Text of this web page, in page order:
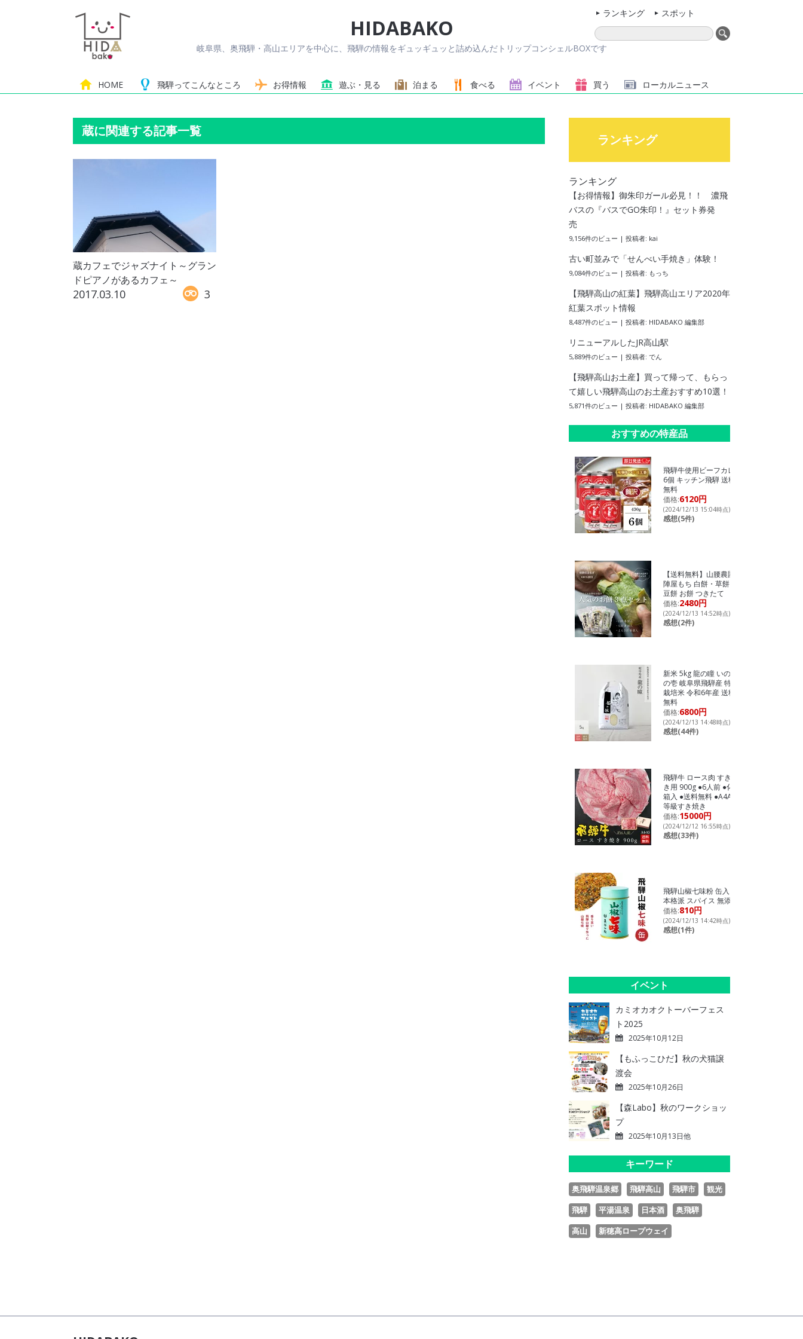
HIDABAKO
岐阜県、奥飛騨・高山エリアを中心に、飛騨の情報をギュッギュッと詰め込んだトリップコンシェルBOXです
HOME 飛騨ってこんなところ お得情報 遊ぶ・見る 泊まる 食べる イベント 買う ローカルニュース
ランキング スポット
蔵に関連する記事一覧
蔵カフェでジャズナイト～グラン
ドピアノがあるカフェ～
2017.03.10 3
ランキング
ランキング
【お得情報】御朱印ガール必見！！ 濃飛
バスの『バスでGO朱印！』セット券発
売
9,156件のビュー | 投稿者: kai
古い町並みで「せんべい手焼き」体験！
9,084件のビュー | 投稿者: もっち
【飛騨高山の紅葉】飛騨高山エリア2020年
紅葉スポット情報
8,487件のビュー | 投稿者: HIDABAKO 編集部
リニューアルしたJR高山駅
5,889件のビュー | 投稿者: でん
【飛騨高山お土産】買って帰って、もらっ
て嬉しい飛騨高山のお土産おすすめ10選！
5,871件のビュー | 投稿者: HIDABAKO 編集部
おすすめの特産品
飛騨牛使用ビーフカレー
6個 キッチン飛騨 送料
無料
価格:6120円
(2024/12/13 15:04時点)
感想(5件)
【送料無料】山腰農園
陣屋もち 白餅・草餅・
豆餅 お餅 つきたて
価格:2480円
(2024/12/13 14:52時点)
感想(2件)
新米 5kg 龍の瞳 いのち
の壱 岐阜県飛騨産 特別
栽培米 令和6年産 送料
無料
価格:6800円
(2024/12/13 14:48時点)
感想(44件)
飛騨牛 ロース肉 すき焼
き用 900g ●6人前 ●化粧
箱入 ●送料無料 ●A4A5
等級すき焼き
価格:15000円
(2024/12/12 16:55時点)
感想(33件)
飛騨山椒七味粉 缶入り
本格派 スパイス 無添加
価格:810円
(2024/12/13 14:42時点)
感想(1件)
イベント
カミオカオクトーバーフェス
ト2025
2025年10月12日
【もふっこひだ】秋の犬猫譲
渡会
2025年10月26日
【森Labo】秋のワークショッ
プ
2025年10月13日他
キーワード
奥飛騨温泉郷 飛騨高山 飛騨市
観光
飛騨
平湯温泉 日本酒
奥飛騨
高山
新穂高ロープウェイ